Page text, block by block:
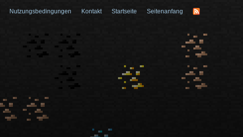
Nutzungsbedingungen Kontakt Startseite Seitenanfang